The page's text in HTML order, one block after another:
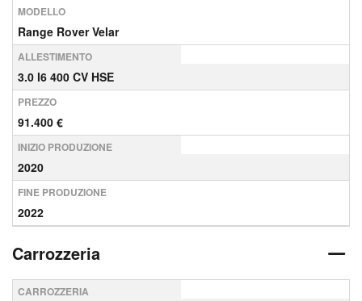
MODELLO
Range Rover Velar
ALLESTIMENTO
3.0 l6 400 CV HSE
PREZZO
91.400 €
INIZIO PRODUZIONE
2020
FINE PRODUZIONE
2022
Carrozzeria
CARROZZERIA